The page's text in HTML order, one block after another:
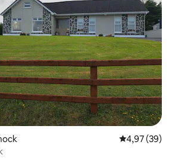
Évaluation
4,97 (39)